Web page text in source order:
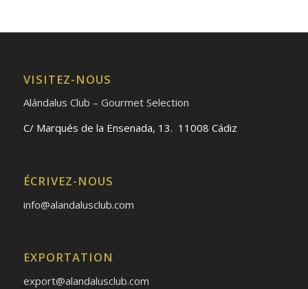
VISITEZ-NOUS
Alándalus Club – Gourmet Selection
C/ Marqués de la Ensenada, 13. 11008 Cádiz
ÉCRIVEZ-NOUS
info@alandalusclub.com
EXPORTATION
export@alandalusclub.com